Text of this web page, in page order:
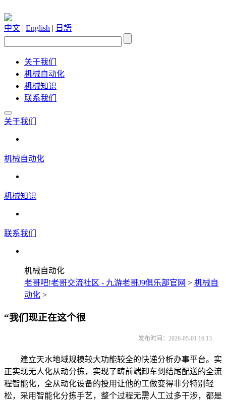
中文 | English | 日語
关于我们
机械自动化
机械知识
联系我们
关于我们
机械自动化
机械知识
联系我们
机械自动化
老哥吧!老哥交流社区 - 九游老哥J9俱乐部官网 > 机械自
动化 >
“我们现正在这个很
发布时间：2026-05-01 16:13
建立天水地域规模较大功能较全的快递分析办事平台。实
正实现无人化从动分拣，实现了畴前端卸车到结尾配送的全流
程智能化，全从动化设备的投用让他的工做变得非分特别轻
松，采用智能化分拣手艺，整个过程无需人工过多干涉，都是